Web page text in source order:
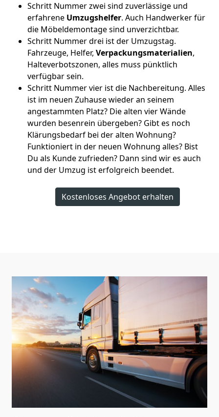
Schritt Nummer zwei sind zuverlässige und
erfahrene Umzugshelfer. Auch Handwerker für
die Möbeldemontage sind unverzichtbar.
Schritt Nummer drei ist der Umzugstag.
Fahrzeuge, Helfer, Verpackungsmaterialien,
Halteverbotszonen, alles muss pünktlich
verfügbar sein.
Schritt Nummer vier ist die Nachbereitung. Alles
ist im neuen Zuhause wieder an seinem
angestammten Platz? Die alten vier Wände
wurden besenrein übergeben? Gibt es noch
Klärungsbedarf bei der alten Wohnung?
Funktioniert in der neuen Wohnung alles? Bist
Du als Kunde zufrieden? Dann sind wir es auch
und der Umzug ist erfolgreich beendet.
Kostenloses Angebot erhalten